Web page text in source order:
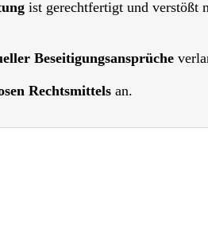
ist gerechtfertigt und verstößt
Beseitigungsansprüche
Rechtsmittelsan.